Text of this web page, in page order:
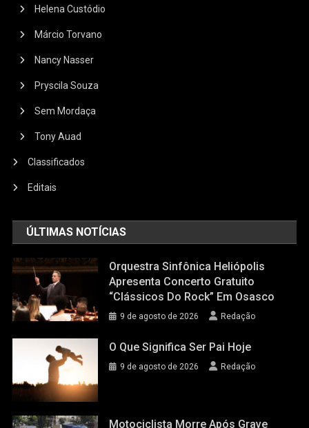
Helena Custódio
Márcio Torvano
Nancy Nasser
Pryscila Souza
Sem Mordaça
Tony Auad
Classificados
Editais
ÚLTIMAS NOTÍCIAS
Orquestra Sinfônica Heliópolis
Apresenta Concerto Gratuito
“Clássicos Do Rock” Em Osasco
9 de agosto de 2026 Redação
O Que Significa Ser Pai Hoje
9 de agosto de 2026 Redação
Motociclista Morre Após Grave